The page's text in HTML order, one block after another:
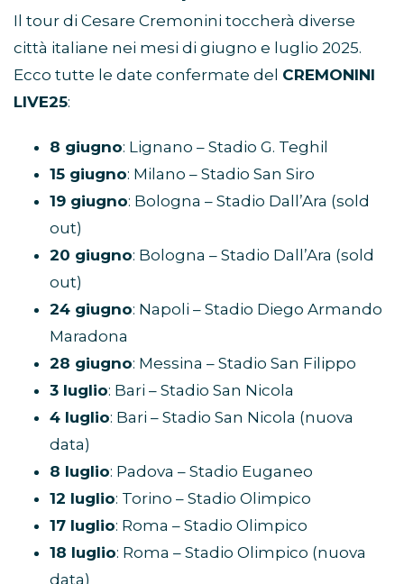
Il tour di Cesare Cremonini toccherà diverse
città italiane nei mesi di giugno e luglio 2025.
Ecco tutte le date confermate del CREMONINI
LIVE25:
8 giugno: Lignano – Stadio G. Teghil
15 giugno: Milano – Stadio San Siro
19 giugno: Bologna – Stadio Dall’Ara (sold
out)
20 giugno: Bologna – Stadio Dall’Ara (sold
out)
24 giugno: Napoli – Stadio Diego Armando
Maradona
28 giugno: Messina – Stadio San Filippo
3 luglio: Bari – Stadio San Nicola
4 luglio: Bari – Stadio San Nicola (nuova
data)
8 luglio: Padova – Stadio Euganeo
12 luglio: Torino – Stadio Olimpico
17 luglio: Roma – Stadio Olimpico
18 luglio: Roma – Stadio Olimpico (nuova
data)